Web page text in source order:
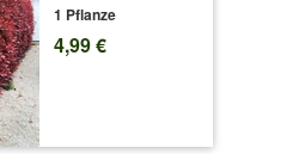
1 Pflanze
4,99 €